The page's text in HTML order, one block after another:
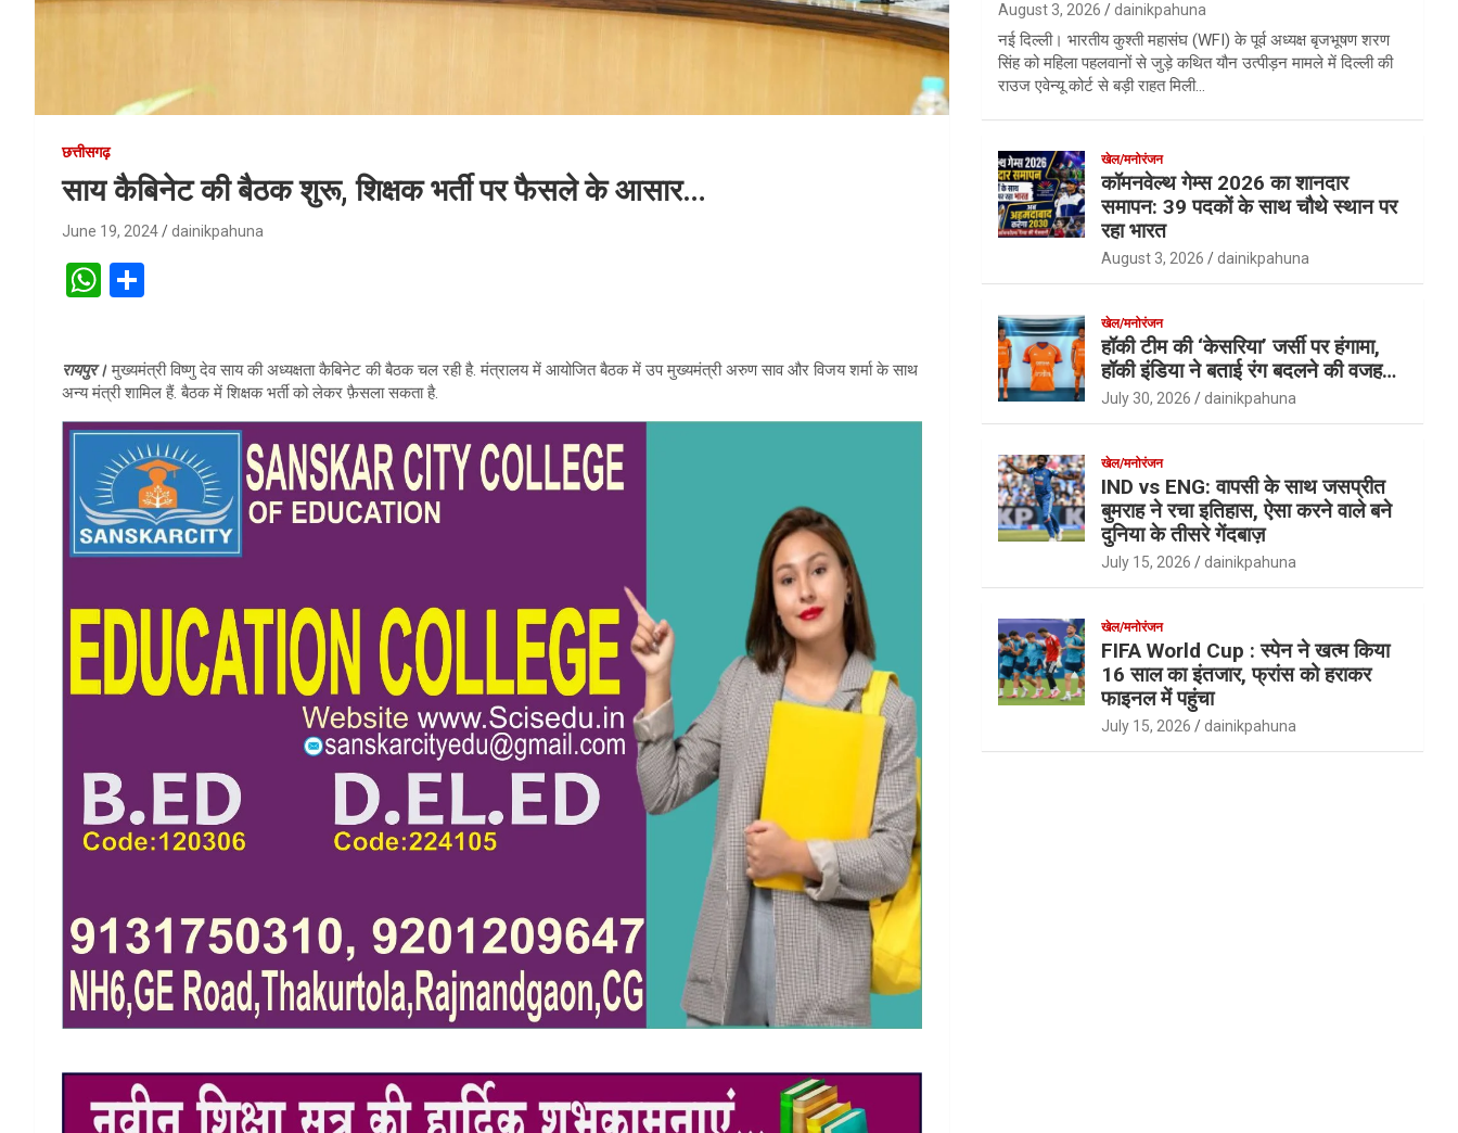
छत्तीसगढ़
साय कैबिनेट की बैठक शुरू, शिक्षक भर्ती पर फैसले के आसार…
June 19, 2024 dainikpahuna
W
s
A
p
p
e
रायपुर। मुख्यमंत्री विष्णु देव साय की अध्यक्षता कैबिनेट की बैठक चल रही है. मंत्रालय में आयोजित बैठक में उप मुख्यमंत्री अरुण साव और विजय शर्मा के साथ
अन्य मंत्री शामिल हैं. बैठक में शिक्षक भर्ती को लेकर फ़ैसला सकता है.
August 3, 2026 dainikpahuna
नई दिल्ली। भारतीय कुश्ती महासंघ (WFI) के पूर्व अध्यक्ष बृजभूषण शरण
सिंह को महिला पहलवानों से जुड़े कथित यौन उत्पीड़न मामले में दिल्ली की
राउज एवेन्यू कोर्ट से बड़ी राहत मिली…
खेल/मनोरंजन
कॉमनवेल्थ गेम्स 2026 का शानदार
समापन: 39 पदकों के साथ चौथे स्थान पर
रहा भारत
August 3, 2026 dainikpahuna
खेल/मनोरंजन
हॉकी टीम की ‘केसरिया’ जर्सी पर हंगामा,
हॉकी इंडिया ने बताई रंग बदलने की वजह…
July 30, 2026 dainikpahuna
खेल/मनोरंजन
IND vs ENG: वापसी के साथ जसप्रीत
बुमराह ने रचा इतिहास, ऐसा करने वाले बने
दुनिया के तीसरे गेंदबाज़
July 15, 2026 dainikpahuna
खेल/मनोरंजन
FIFA World Cup : स्पेन ने खत्म किया
16 साल का इंतजार, फ्रांस को हराकर
फाइनल में पहुंचा
July 15, 2026 dainikpahuna